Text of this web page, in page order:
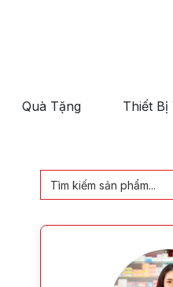
Quà Tặng
Thiết Bị